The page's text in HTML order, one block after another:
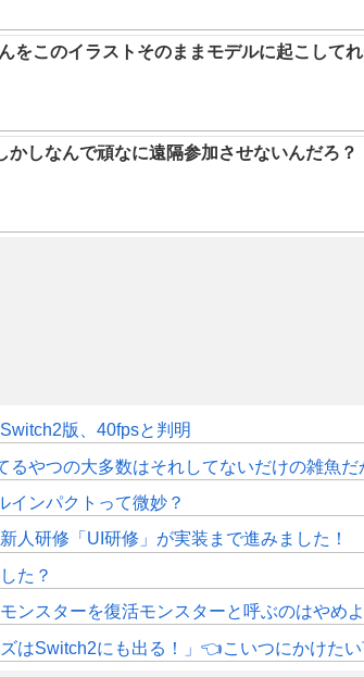
をこのイラストそのままモデルに起こして
かしなんで頑なに遠隔参加させないんだろ？
版、40fpsと判明
るやつの大多数はそれしてないだけの雑魚だ
インパクトって微妙？
研修「UI研修」が実装まで進みました！
た？
ンスターを復活モンスターと呼ぶのはやめよ
はSwitch2にも出る！」👈こいつにかけた